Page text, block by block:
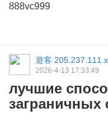
888vc999
遊客
2026-4-13 17:33:49
лучшие
заграничных